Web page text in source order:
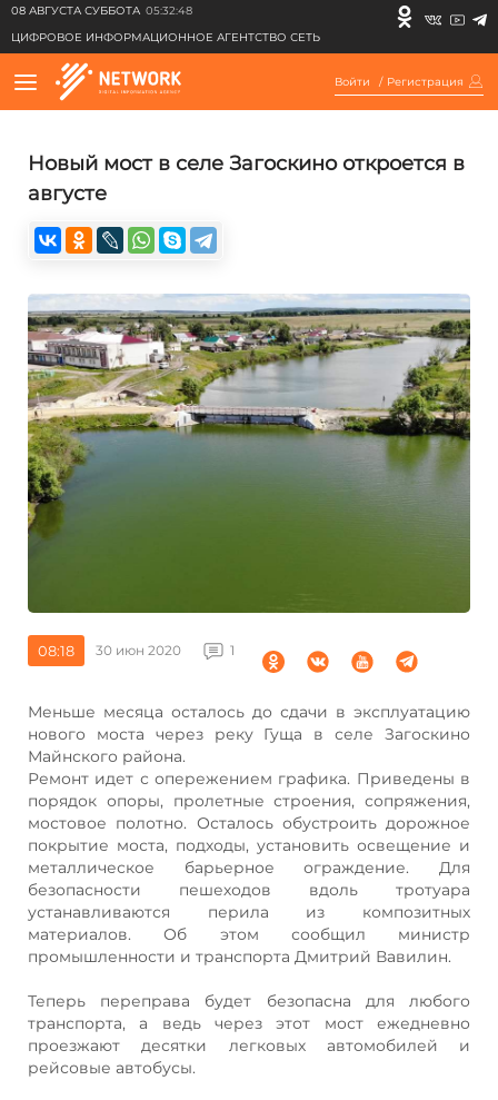
08 АВГУСТА СУББОТА 05:32:48
ЦИФРОВОЕ ИНФОРМАЦИОННОЕ АГЕНТСТВО СЕТЬ
Войти / Регистрация
Новый мост в селе Загоскино откроется в
августе
08:18 30 июн 2020 1
Меньше месяца осталось до сдачи в эксплуатацию
нового моста через реку Гуща в селе Загоскино
Майнского района.
Ремонт идет с опережением графика. Приведены в
порядок опоры, пролетные строения, сопряжения,
мостовое полотно. Осталось обустроить дорожное
покрытие моста, подходы, установить освещение и
металлическое барьерное ограждение. Для
безопасности пешеходов вдоль тротуара
устанавливаются перила из композитных
материалов. Об этом сообщил министр
промышленности и транспорта Дмитрий Вавилин.
Теперь переправа будет безопасна для любого
транспорта, а ведь через этот мост ежедневно
проезжают десятки легковых автомобилей и
рейсовые автобусы.